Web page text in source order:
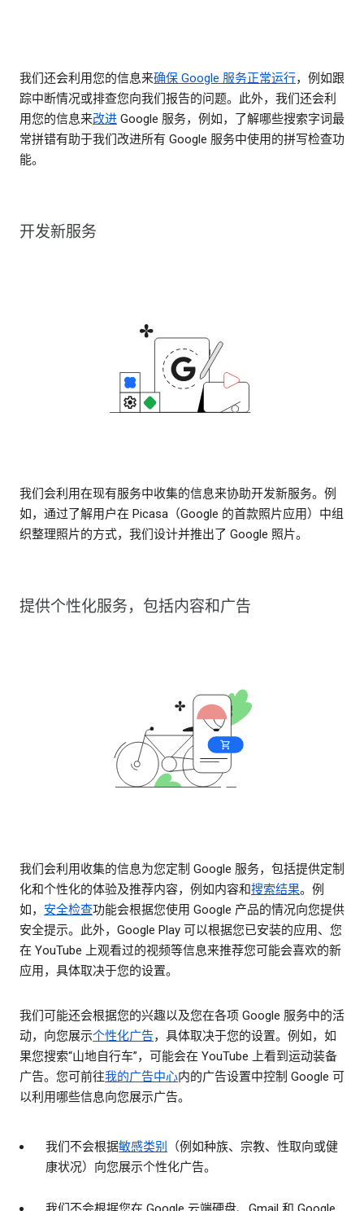
我们还会利用您的信息来确保 Google 服务正常运行，例如跟
踪中断情况或排查您向我们报告的问题。此外，我们还会利
用您的信息来改进 Google 服务，例如，了解哪些搜索字词最
常拼错有助于我们改进所有 Google 服务中使用的拼写检查功
能。
开发新服务
我们会利用在现有服务中收集的信息来协助开发新服务。例
如，通过了解用户在 Picasa（Google 的首款照片应用）中组
织整理照片的方式，我们设计并推出了 Google 照片。
提供个性化服务，包括内容和广告
我们会利用收集的信息为您定制 Google 服务，包括提供定制
化和个性化的体验及推荐内容，例如内容和搜索结果。例
如， 安全检查功能会根据您使用 Google 产品的情况向您提供
安全提示。此外，Google Play 可以根据您已安装的应用、您
在 YouTube 上观看过的视频等信息来推荐您可能会喜欢的新
应用，具体取决于您的设置。
我们可能还会根据您的兴趣以及您在各项 Google 服务中的活
动，向您展示个性化广告，具体取决于您的设置。例如，如
果您搜索“山地自行车”，可能会在 YouTube 上看到运动装备
广告。您可前往我的广告中心内的广告设置中控制 Google 可
以利用哪些信息向您展示广告。
我们不会根据敏感类别
（例如种族、宗教、性取向或健
康状况）向您展示个性化广告。